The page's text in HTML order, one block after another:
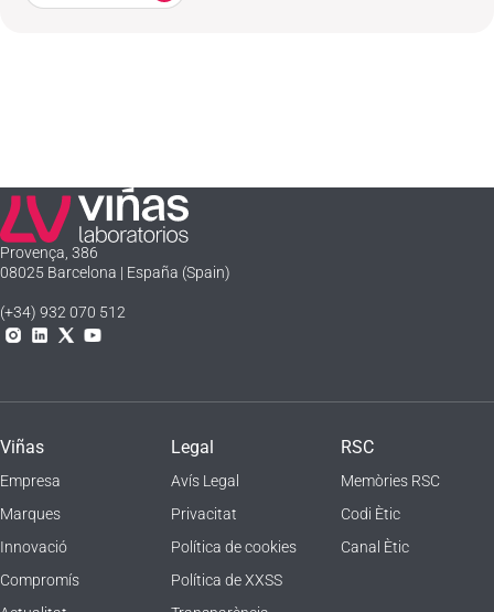
Laboratorios Viñas
Provença, 386
08025 Barcelona | España (Spain)
(+34) 932 070 512
Instagram
Linkedln
X YouTube
Viñas
Empresa
Marques
Innovació
Compromís
Legal
Avís Legal
Privacitat
Política de cookies
Política de XXSS
RSC
Memòries RSC
Codi Ètic
Canal Ètic